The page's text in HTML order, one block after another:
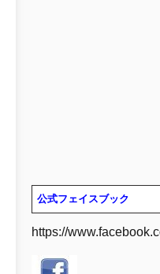
公式フェイスブック
https://